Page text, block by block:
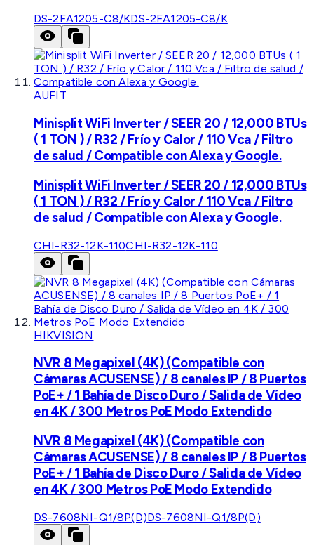
DS-2FA1205-C8/KDS-2FA1205-C8/K
AUFIT
Minisplit WiFi Inverter / SEER 20 / 12,000 BTUs
( 1 TON ) / R32 / Frío y Calor / 110 Vca / Filtro
de salud / Compatible con Alexa y Google.
Minisplit WiFi Inverter / SEER 20 / 12,000 BTUs
( 1 TON ) / R32 / Frío y Calor / 110 Vca / Filtro
de salud / Compatible con Alexa y Google.
CHI-R32-12K-110CHI-R32-12K-110
HIKVISION
NVR 8 Megapixel (4K) (Compatible con
Cámaras ACUSENSE) / 8 canales IP / 8 Puertos
PoE+ / 1 Bahía de Disco Duro / Salida de Vídeo
en 4K / 300 Metros PoE Modo Extendido
NVR 8 Megapixel (4K) (Compatible con
Cámaras ACUSENSE) / 8 canales IP / 8 Puertos
PoE+ / 1 Bahía de Disco Duro / Salida de Vídeo
en 4K / 300 Metros PoE Modo Extendido
DS-7608NI-Q1/8P(D)DS-7608NI-Q1/8P(D)